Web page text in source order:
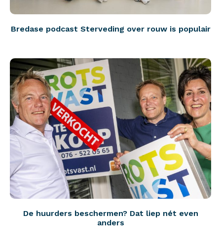
Bredase podcast Sterveding over rouw is populair
De huurders beschermen? Dat liep nét even
anders